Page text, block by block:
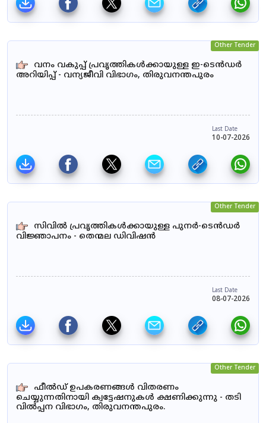
Other Tender
വനം വകുപ്പ് പ്രവൃത്തികൾക്കായുള്ള ഇ-ടെൻഡർ
അറിയിപ്പ് - വന്യജീവി വിഭാഗം, തിരുവനന്തപുരം
Last Date
10-07-2026
Other Tender
സിവിൽ പ്രവൃത്തികൾക്കായുള്ള പുനർ-ടെൻഡർ
വിജ്ഞാപനം - തെന്മല ഡിവിഷൻ
Last Date
08-07-2026
Other Tender
ഫീൽഡ് ഉപകരണങ്ങൾ വിതരണം
ചെയ്യുന്നതിനായി ക്വട്ടേഷനുകൾ ക്ഷണിക്കുന്നു - തടി
വിൽപ്പന വിഭാഗം, തിരുവനന്തപുരം.